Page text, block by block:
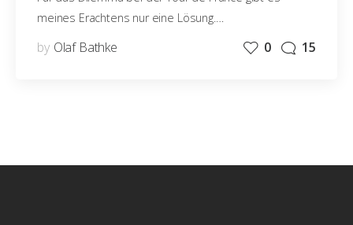
meines Erachtens nur eine Lösung.…
by Olaf Bathke 0 15